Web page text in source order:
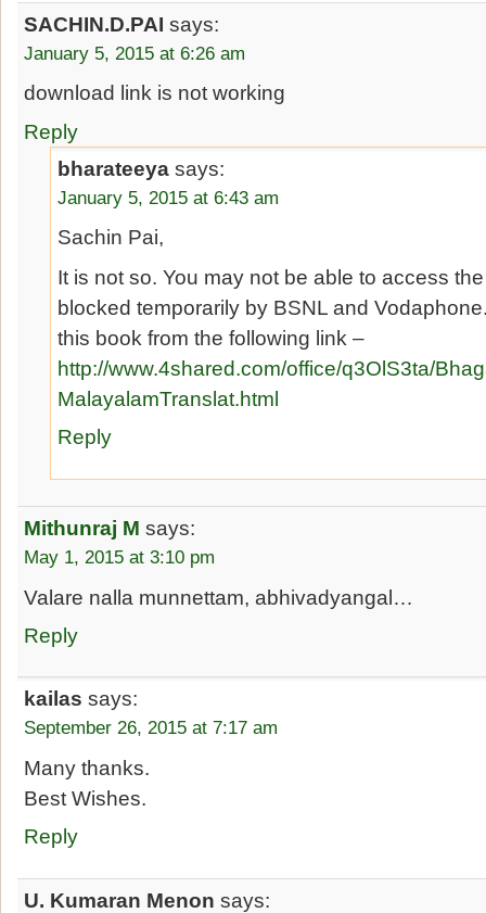
SACHIN.D.PAI says:
January 5, 2015 at 6:26 am
download link is not working
Reply
bharateeya says:
January 5, 2015 at 6:43 am
Sachin Pai,
It is not so. You may not be able to access
blocked temporarily by BSNL and
this book from the following link –
http://www.4shared.com/office/q3OlS3ta/
MalayalamTranslat.html
Reply
Mithunraj M says:
May 1, 2015 at 3:10 pm
Valare nalla munnettam, abhivadyangal…
Reply
kailas says:
September 26, 2015 at 7:17 am
Many thanks.
Best Wishes.
Reply
U. Kumaran Menon says: